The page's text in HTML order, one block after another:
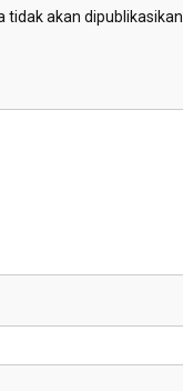
akan dipublikasikan.